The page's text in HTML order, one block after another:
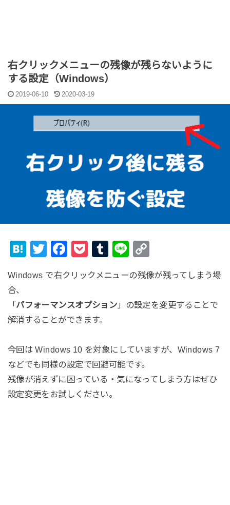
右クリックメニューの残像が残らないように
する設定（Windows）
2019-06-10 2020-03-19
H
e
n
a
T
tt
er
F
c
e
b
o
k
P
ck
et
T
m
bl
r
Li
e
p
y
Li
k
Windows で右クリックメニューの残像が残ってしまう場
合、
「パフォーマンスオプション 」の設定を変更することで
解消することができます。
今回は Windows 10 を対象にしていますが、Windows 7
などでも同様の設定で回避可能です。
残像が消えずに困っている・気になってしまう方はぜひ
設定変更をお試しください。